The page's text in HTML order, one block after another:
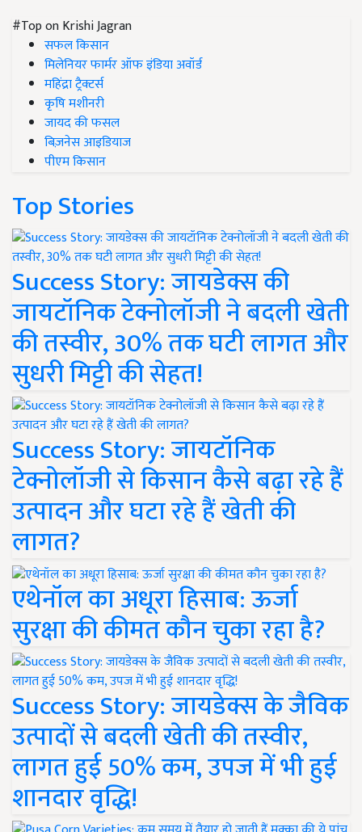
#Top on Krishi Jagran
सफल किसान
मिलेनियर फार्मर ऑफ इंडिया अवॉर्ड
महिंद्रा ट्रैक्टर्स
कृषि मशीनरी
जायद की फसल
बिज़नेस आइडियाज
पीएम किसान
Top Stories
Success Story: जायडेक्स की
जायटॉनिक टेक्नोलॉजी ने बदली खेती
की तस्वीर, 30% तक घटी लागत और
सुधरी मिट्टी की सेहत!
Success Story: जायटॉनिक
टेक्नोलॉजी से किसान कैसे बढ़ा रहे हैं
उत्पादन और घटा रहे हैं खेती की
लागत?
एथेनॉल का अधूरा हिसाब: ऊर्जा
सुरक्षा की कीमत कौन चुका रहा है?
Success Story: जायडेक्स के जैविक
उत्पादों से बदली खेती की तस्वीर,
लागत हुई 50% कम, उपज में भी हुई
शानदार वृद्धि!